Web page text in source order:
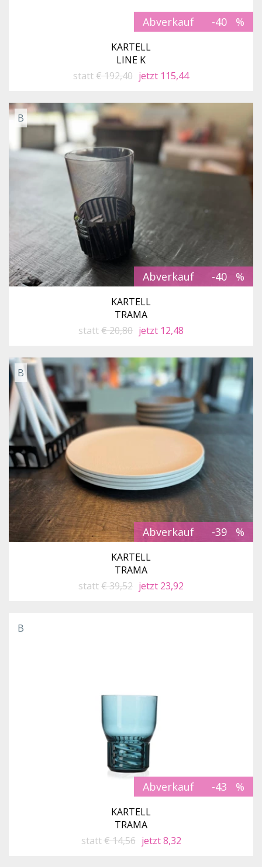
Abverkauf -40
KARTELL
LINE K
statt€ 192,40 jetzt 115,44
Abverkauf -40
B
KARTELL
TRAMA
statt€ 20,80 jetzt 12,48
Abverkauf -39
B
KARTELL
TRAMA
statt€ 39,52 jetzt 23,92
Abverkauf -43
B
KARTELL
TRAMA
statt€ 14,56 jetzt 8,32